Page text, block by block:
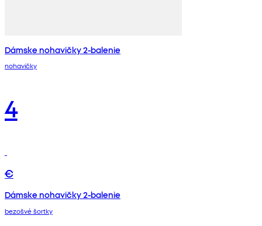
Dámske nohavičky 2-balenie
nohavičky
4
€
Dámske nohavičky 2-balenie
bezošvé šortky